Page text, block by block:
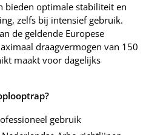
bieden optimale stabiliteit en
zelfs bij intensief gebruik.
de geldende Europese
draagvermogen van 150
maakt voor dagelijks
gebruik